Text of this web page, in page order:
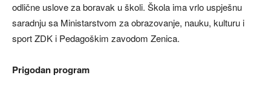
odlične uslove za boravak u školi. Škola ima vrlo uspješnu
saradnju sa Ministarstvom za obrazovanje, nauku, kulturu i
sport ZDK i Pedagoškim zavodom Zenica.
Prigodan program